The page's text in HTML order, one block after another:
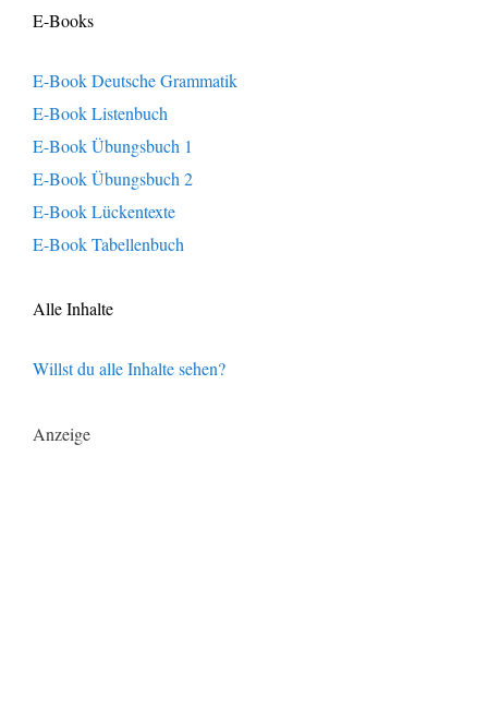
E-Books
E-Book Deutsche Grammatik
E-Book Listenbuch
E-Book Übungsbuch 1
E-Book Übungsbuch 2
E-Book Lückentexte
E-Book Tabellenbuch
Alle Inhalte
Willst du alle Inhalte sehen?
Anzeige